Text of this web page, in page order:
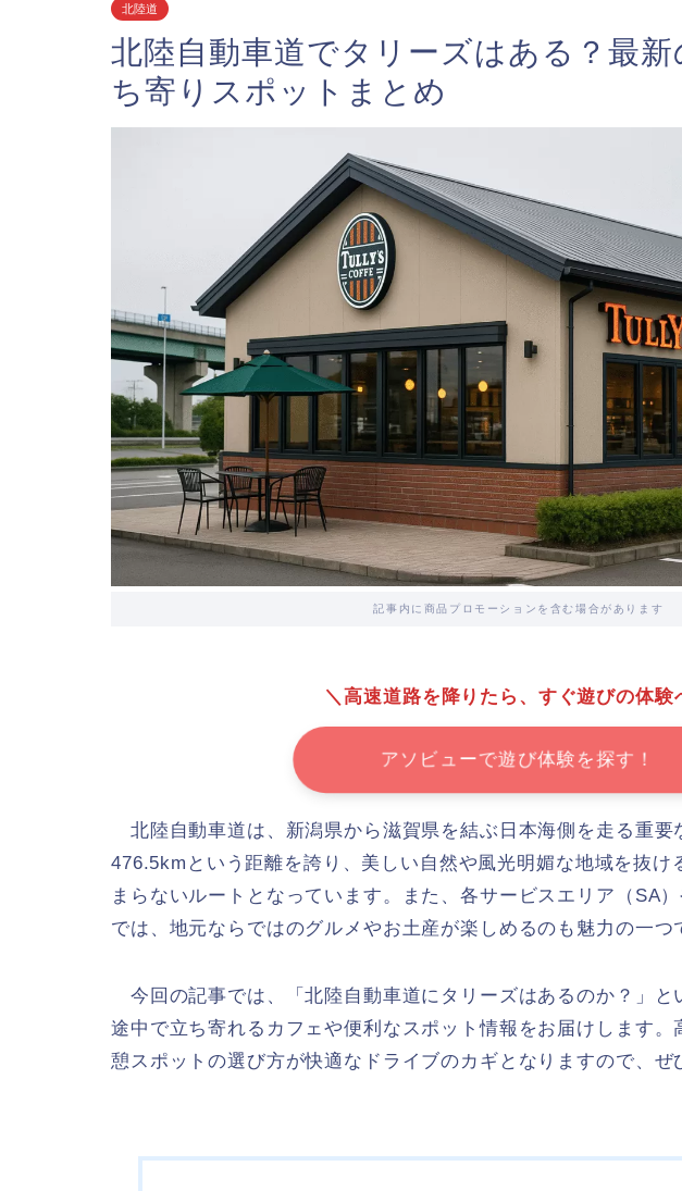
北陸道
北陸自動車道でタリーズはある？最新
ち寄りスポットまとめ
記事内に商品プロモーションを含む場合があります
＼高速道路を降りたら、すぐ遊びの体験
アソビューで遊び体験を探す！
北陸自動車道は、新潟県から滋賀県を結ぶ日本海側を走る重要
476.5kmという距離を誇り、美しい自然や風光明媚な地域を抜け
まらないルートとなっています。また、各サービスエリア（SA
では、地元ならではのグルメやお土産が楽しめるのも魅力の一つ
今回の記事では、「北陸自動車道にタリーズはあるのか？」と
途中で立ち寄れるカフェや便利なスポット情報をお届けします
憩スポットの選び方が快適なドライブのカギとなりますので、ぜ